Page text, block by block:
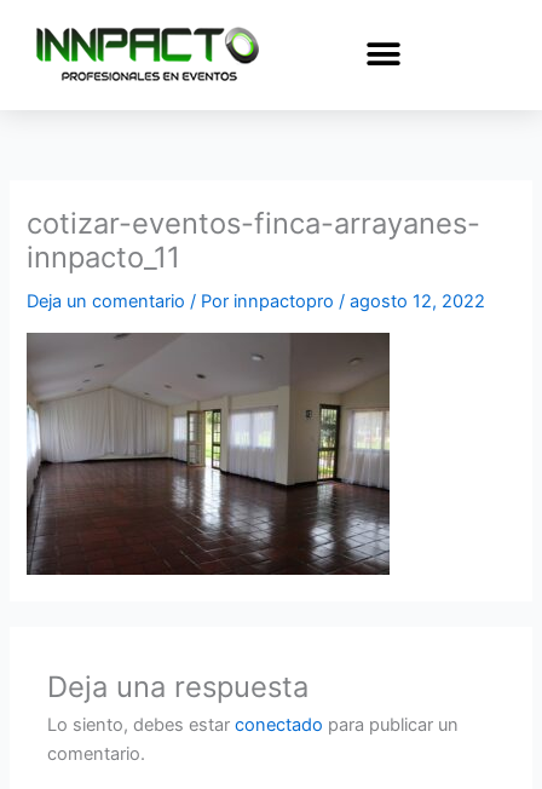
contenido
cotizar-eventos-finca-arrayanes-
innpacto_11
Deja un comentario / Por innpactopro/agosto 12, 2022
Deja una respuesta
Lo siento, debes estarconectado para publicar un
comentario.